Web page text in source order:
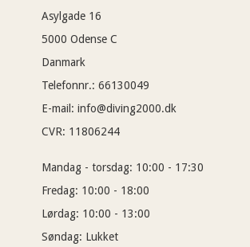
Asylgade 16
5000 Odense C
Danmark
Telefonnr.: 66130049
E-mail: info@diving2000.dk
CVR: 11806244
Mandag - torsdag: 10:00 - 17:30
Fredag: 10:00 - 18:00
Lørdag: 10:00 - 13:00
Søndag: Lukket